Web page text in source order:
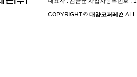
COPYRIGHT © 대양코퍼레숀 ALL